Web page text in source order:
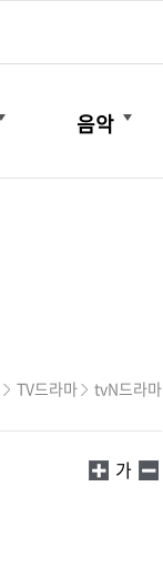
음악
더보기
TV드라마 tvN드라마
가